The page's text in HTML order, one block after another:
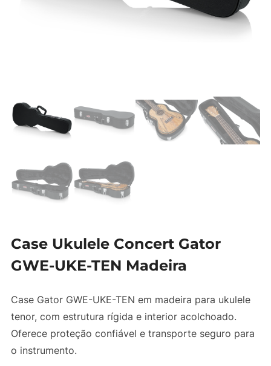
Case Ukulele Concert Gator
GWE-UKE-TEN Madeira
Case Gator GWE-UKE-TEN em madeira para ukulele
tenor, com estrutura rígida e interior acolchoado.
Oferece proteção confiável e transporte seguro para
o instrumento.